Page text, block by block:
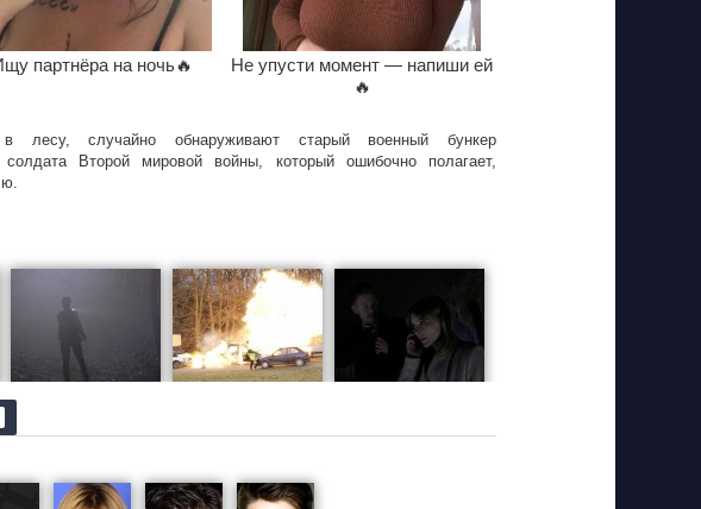
партнёра на ночь🔥
Не упусти момент — напиши ей
🔥
лесу, случайно обнаруживают старый военный бункер
Второй мировой войны, который ошибочно полагает,